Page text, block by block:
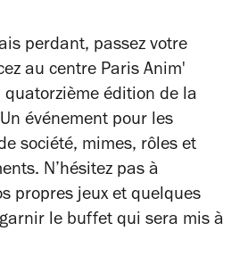
perdant, passez votre
au centre Paris Anim'
édition de la
événement pour les
société, mimes, rôles et
N’hésitez pas à
propres jeux et quelques
le buffet qui sera mis à